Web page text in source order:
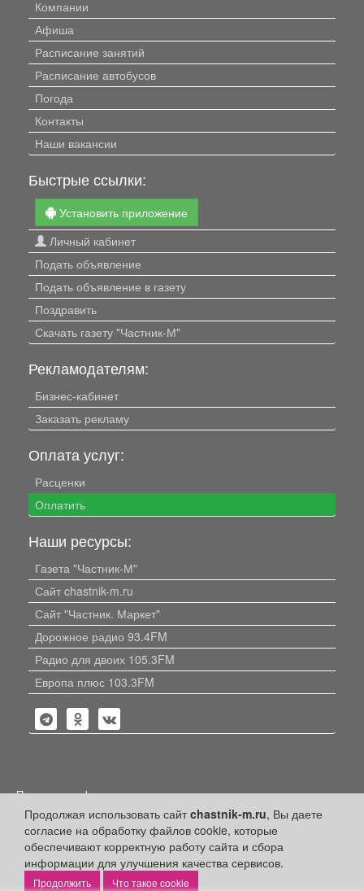
Продолжая использовать сайтchastnik-m.ru, Вы даете
согласие на обработку файлов cookie, которые
обеспечивают корректную работу сайта и сбора
информации для улучшения качества сервисов.
Что такое cookie
Компании
Афиша
Расписание занятий
Расписание автобусов
Погода
Контакты
Наши вакансии
Быстрые ссылки:
Установить приложение
Личный кабинет
Подать объявление
Подать объявление в газету
Поздравить
Скачать газету "Частник-М"
Рекламодателям:
Бизнес-кабинет
Заказать рекламу
Оплата услуг:
Расценки
Оплатить
Наши ресурсы:
Газета "Частник-М"
Сайт chastnik-m.ru
Сайт "Частник. Маркет"
Дорожное радио 93.4FM
Радио для двоих 105.3FM
Европа плюс 103.3FM
Политика конфиденциальности
Публикации с пометкой «Реклама», «На правах рекламы»,
«Партнёрский проект» оплачены рекламодателем.
Редакция сайта не несет ответственности за достоверность
информации, содержащейся в рекламных материалах и
объявлениях.